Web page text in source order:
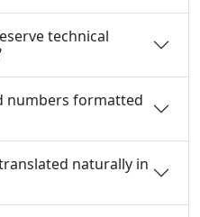
technical
numbers formatted
naturally in